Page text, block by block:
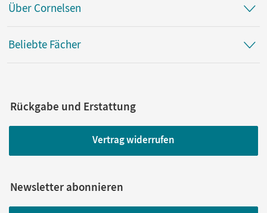
Über Cornelsen
Beliebte Fächer
Rückgabe und Erstattung
Vertrag widerrufen
Newsletter abonnieren